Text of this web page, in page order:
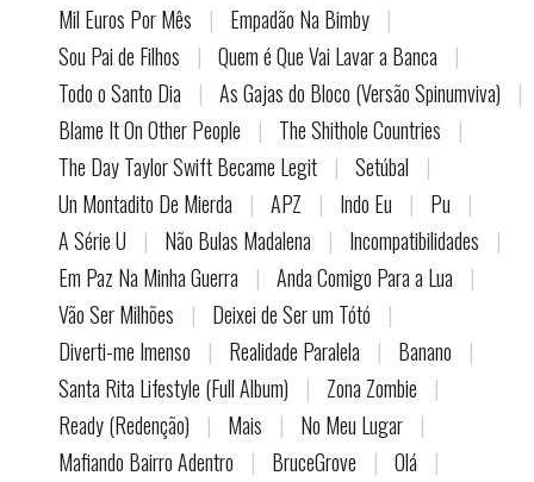
Mil Euros Por Mês
| Empadão Na Bimby
|
Sou Pai de Filhos
| Quem é Que Vai Lavar a Banca
|
Todo o Santo Dia
| As Gajas do Bloco (Versão Spinumviva)
|
Blame It On Other People
| The Shithole Countries
|
The Day Taylor Swift Became Legit
| Setúbal
|
Un Montadito De Mierda
| APZ | Indo Eu | Pu
|
A Série U
| Não Bulas Madalena | Incompatibilidades
|
Em Paz Na Minha Guerra
| Anda Comigo Para a Lua
|
Vão Ser Milhões
| Deixei de Ser um Tótó
|
Diverti-me Imenso
| Realidade Paralela | Banano
|
Santa Rita Lifestyle (Full Album)
| Zona Zombie
|
Ready (Redenção)
| Mais | No Meu Lugar
|
Mafiando Bairro Adentro
| BruceGrove | Olá
|